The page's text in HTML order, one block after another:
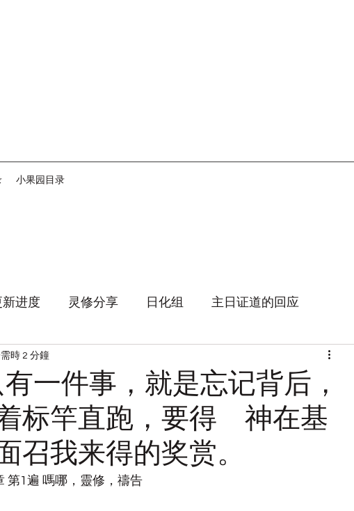
小果园目录
进度 灵修分享 日化组 主日证道的回应
典的日常
一件事，就是忘记背后，
标竿直跑，要得 神在基
召我来得的奖赏。
時 2 分鐘
第1遍 嗎哪，靈修，禱告